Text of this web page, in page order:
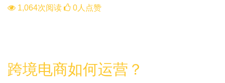
1,064次阅读 0人点赞
跨境电商如何运营？